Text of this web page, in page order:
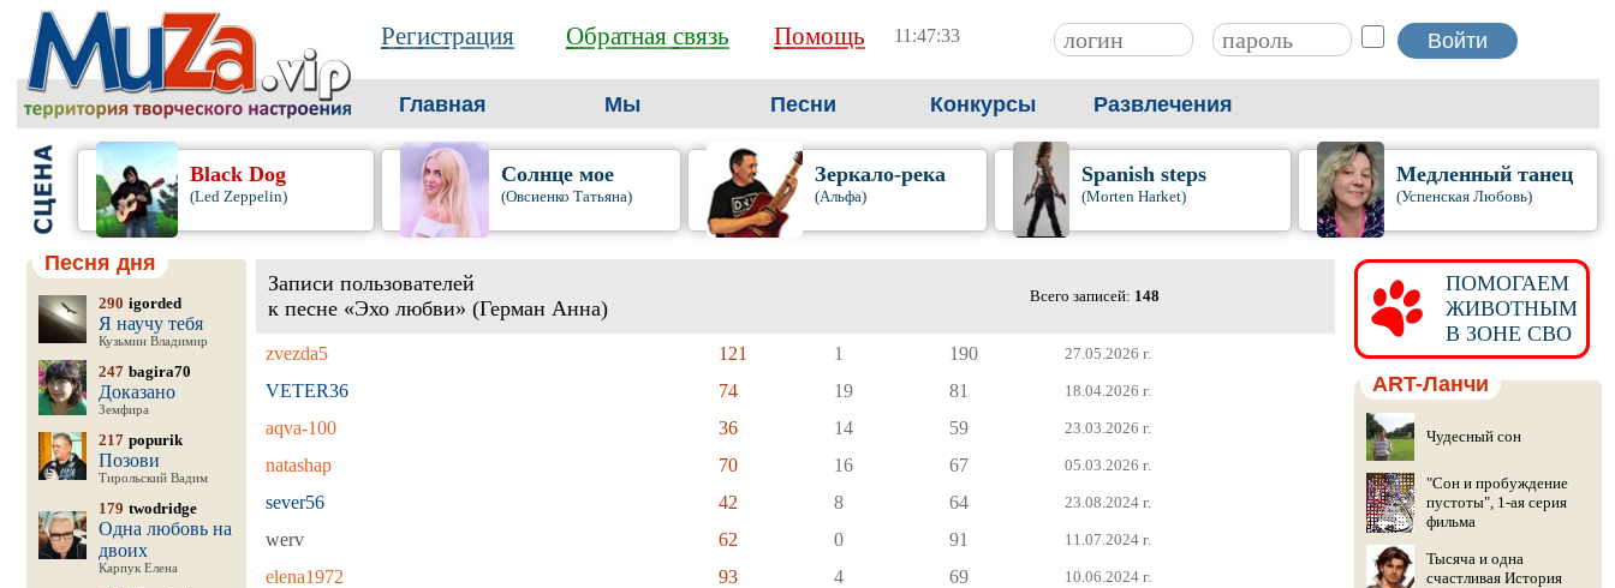
Регистрация Обратная связь Помощь 11:47:34
Главная Мы Песни Конкурсы Развлечения
Black Dog
(Led Zeppelin)
Солнце мое
(Овсиенко Татьяна)
Зеркало-река
(Альфа)
Spanish steps
(Morten Harket)
Медленный танец
(Успенская Любовь)
Песня дня
290 igorded
Я научу тебя
Кузьмин Владимир
247 bagira70
Доказано
Земфира
217 popurik
Позови
Тирольский Вадим
179 twodridge
Одна любовь на
двоих
Карпук Елена
Записи пользователей
к песне «Эхо любви» (Герман Анна)
Всего записей: 148
zvezda5 121 1 190 27.05.2026 г.
VETER36 74 19 81 18.04.2026 г.
aqva-100 36 14 59 23.03.2026 г.
natashap 70 16 67 05.03.2026 г.
sever56 42 8 64 23.08.2024 г.
werv 62 0 91 11.07.2024 г.
elena1972 93 4 69 10.06.2024 г.
ПОМОГАЕМ
ЖИВОТНЫМ
В ЗОНЕ СВО
ART-Ланчи
Чудесный сон
"Сон и пробуждение
пустоты", 1-ая серия
фильма
Тысяча и одна
счастливая История